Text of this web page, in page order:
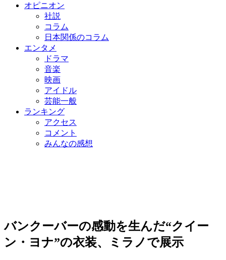
オピニオン
社説
コラム
日本関係のコラム
エンタメ
ドラマ
音楽
映画
アイドル
芸能一般
ランキング
アクセス
コメント
みんなの感想
バンクーバーの感動を生んだ“クイー
ン・ヨナ”の衣装、ミラノで展示